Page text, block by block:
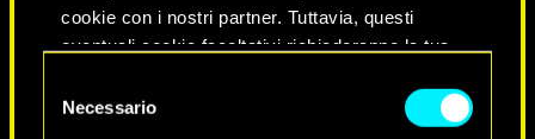
cookie con i nostri partner. Tuttavia, questi
eventuali cookie facoltativi richiederanno la tua
Tutti i dettagli su come utilizziamo i cookie e su
delNecessario